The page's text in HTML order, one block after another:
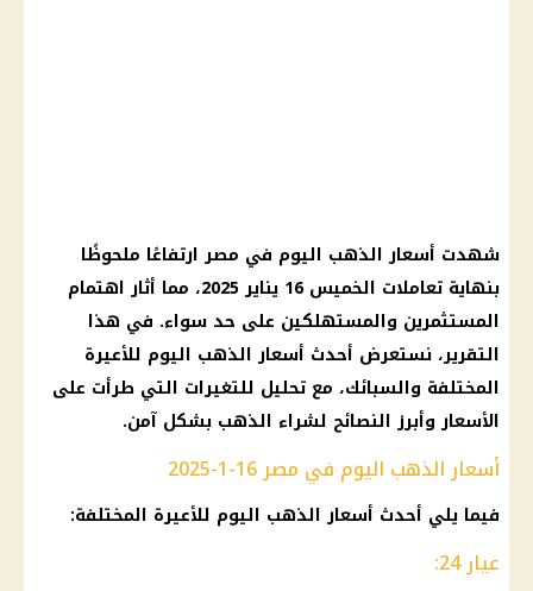
شهدت أسعار الذهب اليوم في مصرارتفاعًا ملحوظًا
بنهاية تعاملات الخميس 16
يناير 2025
، مما أثار اهتمام
المستثمرين والمستهلكين على حد سواء. في هذا
التقرير، نستعرض أحدث أسعار الذهب اليوم للأعيرة
المختلفة والسبائك، مع تحليل للتغيرات التي طرأت على
الأسعاروأبرز النصائح لشراء الذهب بشكل آمن.
أسعار الذهب اليوم في مصر 16-1-2025
فيما يلي أحدث أسعار الذهب اليوم للأعيرة المختلفة:
عيار 24: